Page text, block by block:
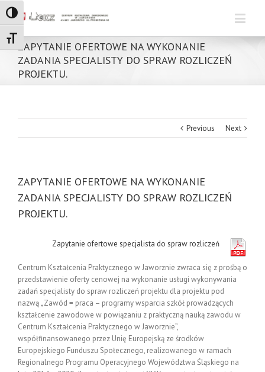
Toggle High Contrast
Toggle Font size
ZAPYTANIE OFERTOWE NA WYKONANIE
ZADANIA SPECJALISTY DO SPRAW ROZLICZEŃ
PROJEKTU.
Previous Next
ZAPYTANIE OFERTOWE NA WYKONANIE
ZADANIA SPECJALISTY DO SPRAW ROZLICZEŃ
PROJEKTU.
Zapytanie ofertowe specjalista do spraw rozliczeń
Centrum Kształcenia Praktycznego w Jaworznie zwraca się z prośbą o
przedstawienie oferty cenowej na wykonanie usługi wykonywania
zadań specjalisty do spraw rozliczeń projektu dla projektu pod
nazwą„Zawód = praca – programy wsparcia szkół prowadzących
kształcenie zawodowe w powiązaniu z praktyczną nauką zawodu w
Centrum Kształcenia Praktycznego w Jaworznie”,
współfinansowanego przez Unię Europejską ze środków
Europejskiego Funduszu Społecznego, realizowanego w ramach
Regionalnego Programu Operacyjnego Województwa Śląskiego na